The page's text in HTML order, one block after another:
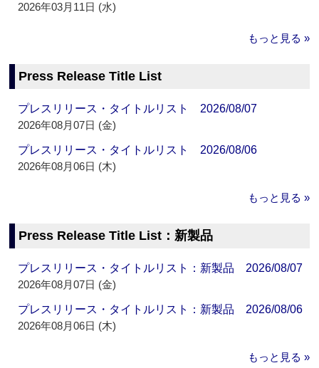
2026年03月11日 (水)
もっと見る »
Press Release Title List
プレスリリース・タイトルリスト 2026/08/07
2026年08月07日 (金)
プレスリリース・タイトルリスト 2026/08/06
2026年08月06日 (木)
もっと見る »
Press Release Title List：新製品
プレスリリース・タイトルリスト：新製品 2026/08/07
2026年08月07日 (金)
プレスリリース・タイトルリスト：新製品 2026/08/06
2026年08月06日 (木)
もっと見る »